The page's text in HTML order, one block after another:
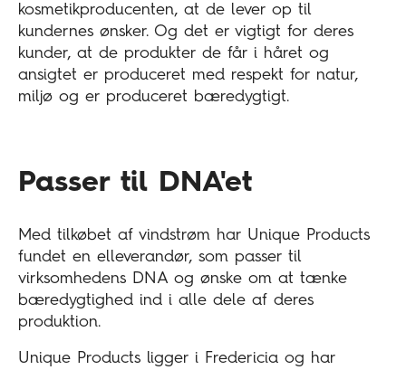
kosmetikproducenten, at de lever op til
kundernes ønsker. Og det er vigtigt for deres
kunder, at de produkter de får i håret og
ansigtet er produceret med respekt for natur,
miljø og er produceret bæredygtigt.
Passer til DNA'et
Med tilkøbet af vindstrøm har Unique Products
fundet en elleverandør, som passer til
virksomhedens DNA og ønske om at tænke
bæredygtighed ind i alle dele af deres
produktion.
Unique Products ligger i Fredericia og har